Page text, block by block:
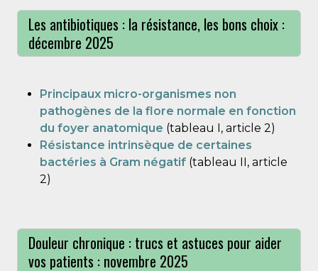
Les antibiotiques : la résistance, les bons choix :
décembre 2025
Principaux micro-organismes non
pathogènes de la flore normale en fonction
du foyer anatomique (tableau I, article 2)
Résistance intrinsèque de certaines
bactéries à Gram négatif (tableau II, article
2)
Douleur chronique : trucs et astuces pour aider
vos patients : novembre 2025